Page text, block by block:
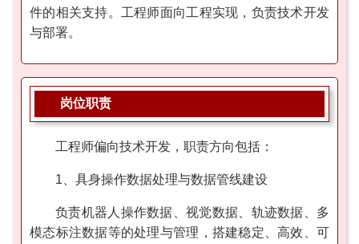
件的相关支持。工程师面向工程实现，负责技术开发
与部署。
岗位职责
工程师偏向技术开发，职责方向包括：
1、具身操作数据处理与数据管线建设
负责机器人操作数据、视觉数据、轨迹数据、多
模态标注数据等的处理与管理，搭建稳定、高效、可